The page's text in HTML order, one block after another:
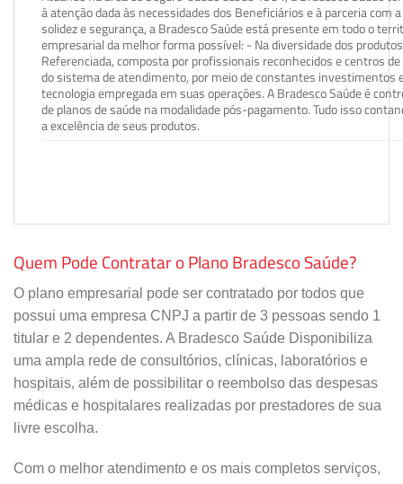
à atenção dada às necessidades dos Beneficiários e à parceria com
solidez e segurança, a Bradesco Saúde está presente em todo o
empresarial da melhor forma possível: - Na diversidade dos
Referenciada, composta por profissionais reconhecidos e centros
do sistema de atendimento, por meio de constantes investimentos
tecnologia empregada em suas operações. A Bradesco Saúde é
de planos de saúde na modalidade pós-pagamento. Tudo isso
a excelência de seus produtos.
Quem Pode Contratar o Plano Bradesco Saúde?
O plano empresarial pode ser contratado por todos que
possui uma empresa CNPJ a partir de 3 pessoas sendo 1
titular e 2 dependentes. A Bradesco Saúde Disponibiliza
uma ampla rede de consultórios, clínicas, laboratórios e
hospitais, além de possibilitar o reembolso das despesas
médicas e hospitalares realizadas por prestadores de sua
livre escolha.
Com o melhor atendimento e os mais completos serviços,